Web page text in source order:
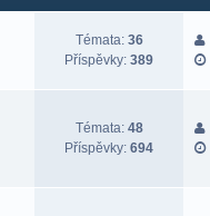
Témata: 36
Příspěvky: 389
Témata: 48
Příspěvky: 694